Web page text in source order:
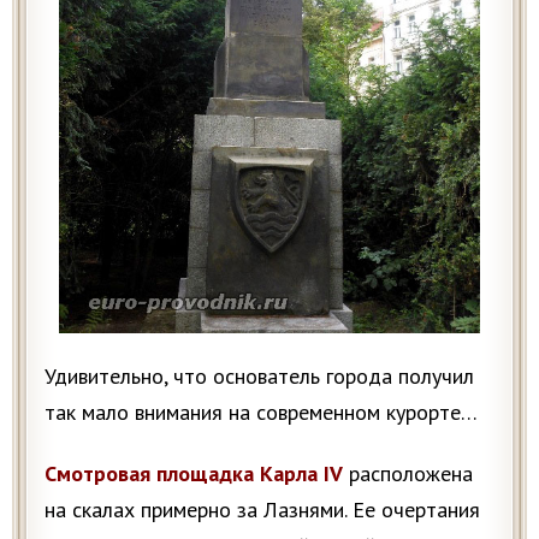
Удивительно, что основатель города получил
так мало внимания на современном курорте…
Смотровая площадка Карла IV расположена
на скалах примерно за Лазнями. Ее очертания